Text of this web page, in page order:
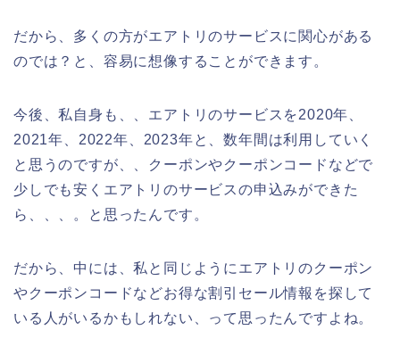
だから、多くの方がエアトリのサービスに関心がある
のでは？と、容易に想像することができます。
今後、私自身も、、エアトリのサービスを2020年、
2021年、2022年、2023年と、数年間は利用していく
と思うのですが、、クーポンやクーポンコードなどで
少しでも安くエアトリのサービスの申込みができた
ら、、、。と思ったんです。
だから、中には、私と同じようにエアトリのクーポン
やクーポンコードなどお得な割引セール情報を探して
いる人がいるかもしれない、って思ったんですよね。